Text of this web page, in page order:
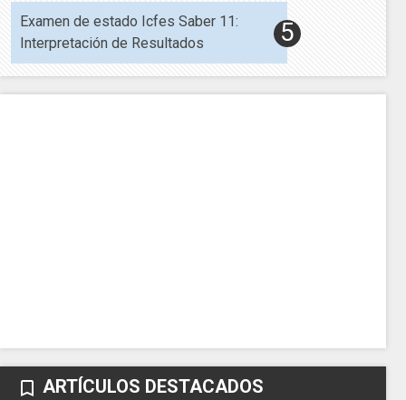
Examen de estado Icfes Saber 11:
Interpretación de Resultados
bookmark_border ARTÍCULOS DESTACADOS